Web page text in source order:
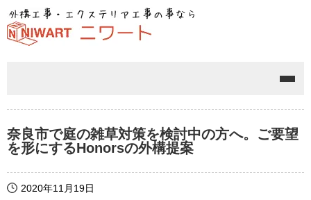
メニ
奈良市で庭の雑草対策を検討中の方へ。ご要望
を形にするHonorsの外構提案
2020年11月19日